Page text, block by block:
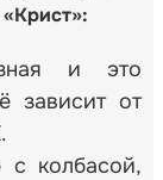
и это
зависит от
с колбасой,